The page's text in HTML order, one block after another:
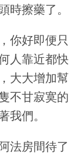
時擦藥了。
你好即便只
人靠近都快
大大增加幫
不甘寂寞的
我們。
法房間待了